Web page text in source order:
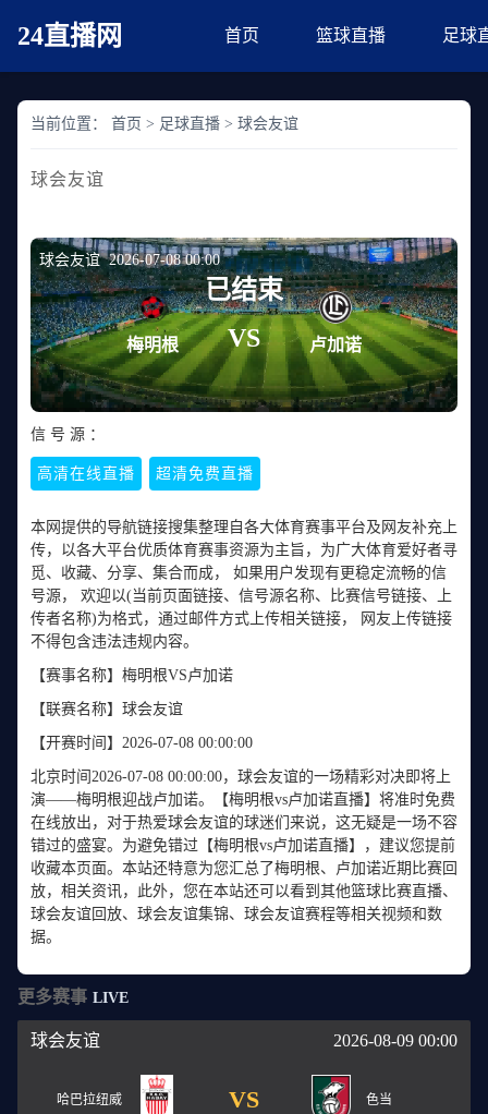
24直播网 首页 篮球直播 足球
当前位置： 首页 > 足球直播 > 球会友谊
球会友谊
球会友谊 2026-07-08 00:00
梅明根
已结束
VS
卢加诺
信 号 源 ：
高清在线直播 超清免费直播
本网提供的导航链接搜集整理自各大体育赛事平台及网友补充上
传，以各大平台优质体育赛事资源为主旨，为广大体育爱好者寻
觅、收藏、分享、集合而成， 如果用户发现有更稳定流畅的信
号源， 欢迎以(当前页面链接、信号源名称、比赛信号链接、上
传者名称)为格式，通过邮件方式上传相关链接， 网友上传链接
不得包含违法违规内容。
【赛事名称】 梅明根VS卢加诺
【联赛名称】 球会友谊
【开赛时间】 2026-07-08 00:00:00
北京时间2026-07-08 00:00:00，球会友谊的一场精彩对决即将上
演——梅明根迎战卢加诺。【梅明根vs卢加诺直播】将准时免费
在线放出，对于热爱球会友谊的球迷们来说，这无疑是一场不容
错过的盛宴。为避免错过【梅明根vs卢加诺直播】，建议您提前
收藏本页面。本站还特意为您汇总了梅明根、卢加诺近期比赛回
放，相关资讯，此外，您在本站还可以看到其他篮球比赛直播、
球会友谊回放、球会友谊集锦、球会友谊赛程等相关视频和数
据。
更多赛事 LIVE
球会友谊 2026-08-09 00:00
哈巴拉纽威 VS 色当